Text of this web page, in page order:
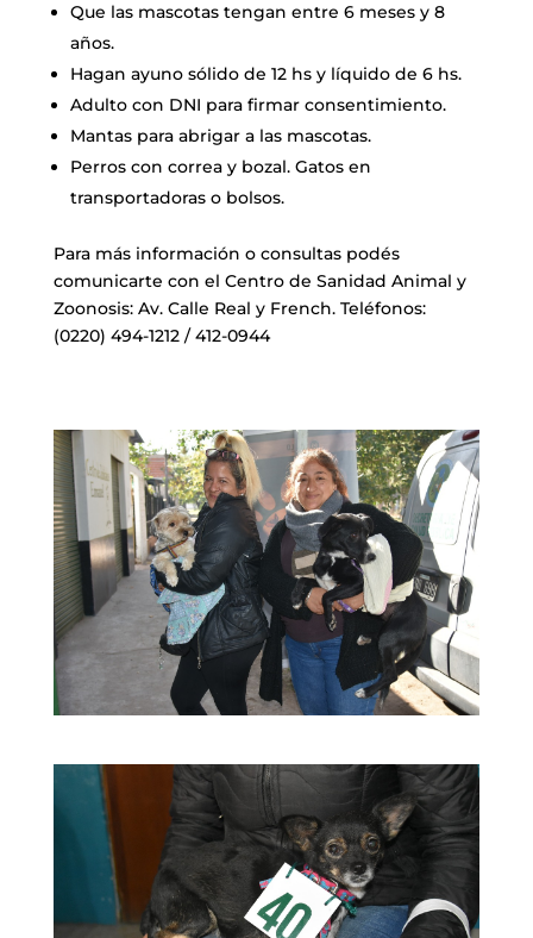
Que las mascotas tengan entre 6 meses y 8
años.
Hagan ayuno sólido de 12 hs y líquido de 6 hs.
Adulto con DNI para firmar consentimiento.
Mantas para abrigar a las mascotas.
Perros con correa y bozal. Gatos en
transportadoras o bolsos.
Para más información o consultas podés
comunicarte con el Centro de Sanidad Animal y
Zoonosis: Av. Calle Real y French. Teléfonos:
(0220) 494-1212 / 412-0944